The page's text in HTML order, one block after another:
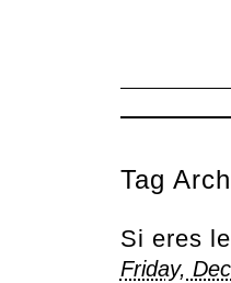
Tag
Si eres
Friday,